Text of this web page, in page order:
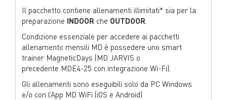
Il pacchetto contiene allenamenti illimitati* sia per la
preparazione INDOOR che OUTDOOR
Condizione essenziale per accedere ai pacchetti
allenamento mensili MD è possedere uno smart
trainer MagneticDays (MD JARVIS o
precedente MDE4-25 con integrazione Wi-Fi).
Gli allenamenti sono eseguibili solo da PC Windows
e/o con l’App MD WiFi (iOS e Android)